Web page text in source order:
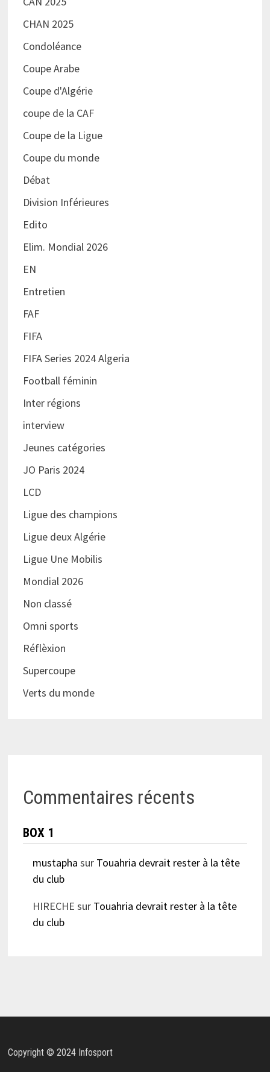
CHAN 2025
Condoléance
Coupe Arabe
Coupe d'Algérie
coupe de la CAF
Coupe de la Ligue
Coupe du monde
Débat
Division Inférieures
Edito
Elim. Mondial 2026
EN
Entretien
FAF
FIFA
FIFA Series 2024 Algeria
Football féminin
Inter régions
interview
Jeunes catégories
JO Paris 2024
LCD
Ligue des champions
Ligue deux Algérie
Ligue Une Mobilis
Mondial 2026
Non classé
Omni sports
Réflèxion
Supercoupe
Verts du monde
Commentaires récents
BOX 1
mustapha sur Touahria devrait rester à la tête
du club
HIRECHE sur Touahria devrait rester à la tête
du club
Copyright © 2024 Infosport